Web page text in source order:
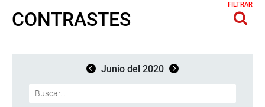
CONTRASTES
FILTRAR
Junio del 2020